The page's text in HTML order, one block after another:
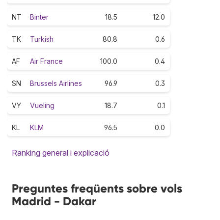
NT Binter 18.5 12.0
TK Turkish 80.8 0.6
AF Air France 100.0 0.4
SN Brussels Airlines 96.9 0.3
VY Vueling 18.7 0.1
KL KLM 96.5 0.0
Ranking general i explicació
Preguntes freqüents sobre vols
Madrid - Dakar